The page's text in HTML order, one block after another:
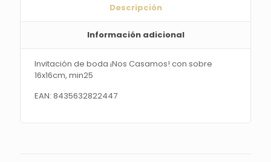
Descripción
Información adicional
Invitación de boda ¡Nos Casamos! con sobre
16x16cm, min25
EAN: 8435632822447